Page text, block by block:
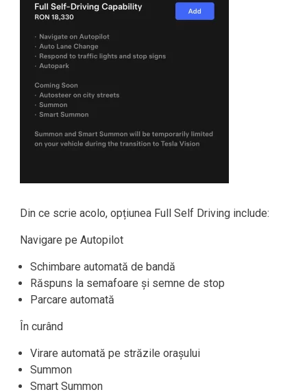
Din ce scrie acolo, opțiunea Full Self Driving include:
Navigare pe Autopilot
Schimbare automată de bandă
Răspuns la semafoare și semne de stop
Parcare automată
În curând
Virare automată pe străzile orașului
Summon
Smart Summon